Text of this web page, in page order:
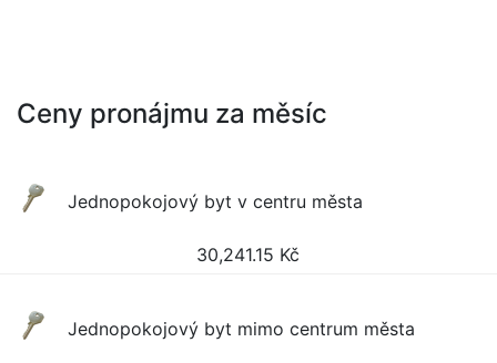
Ceny pronájmu za měsíc
Jednopokojový byt v centru města
30,241.15 Kč
Jednopokojový byt mimo centrum města